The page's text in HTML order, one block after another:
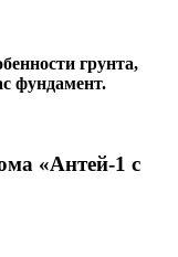
грунта,
фундамент.
«Антей-1 с